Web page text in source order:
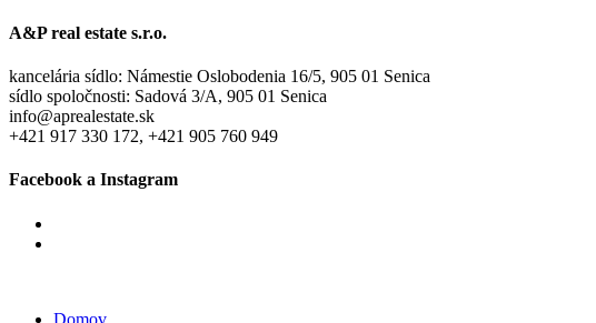
A&P real estate s.r.o.
kancelária sídlo: Námestie Oslobodenia 16/5, 905 01 Senica
sídlo spoločnosti: Sadová 3/A, 905 01 Senica
info@aprealestate.sk
+421 917 330 172, +421 905 760 949
Facebook a Instagram
Domov